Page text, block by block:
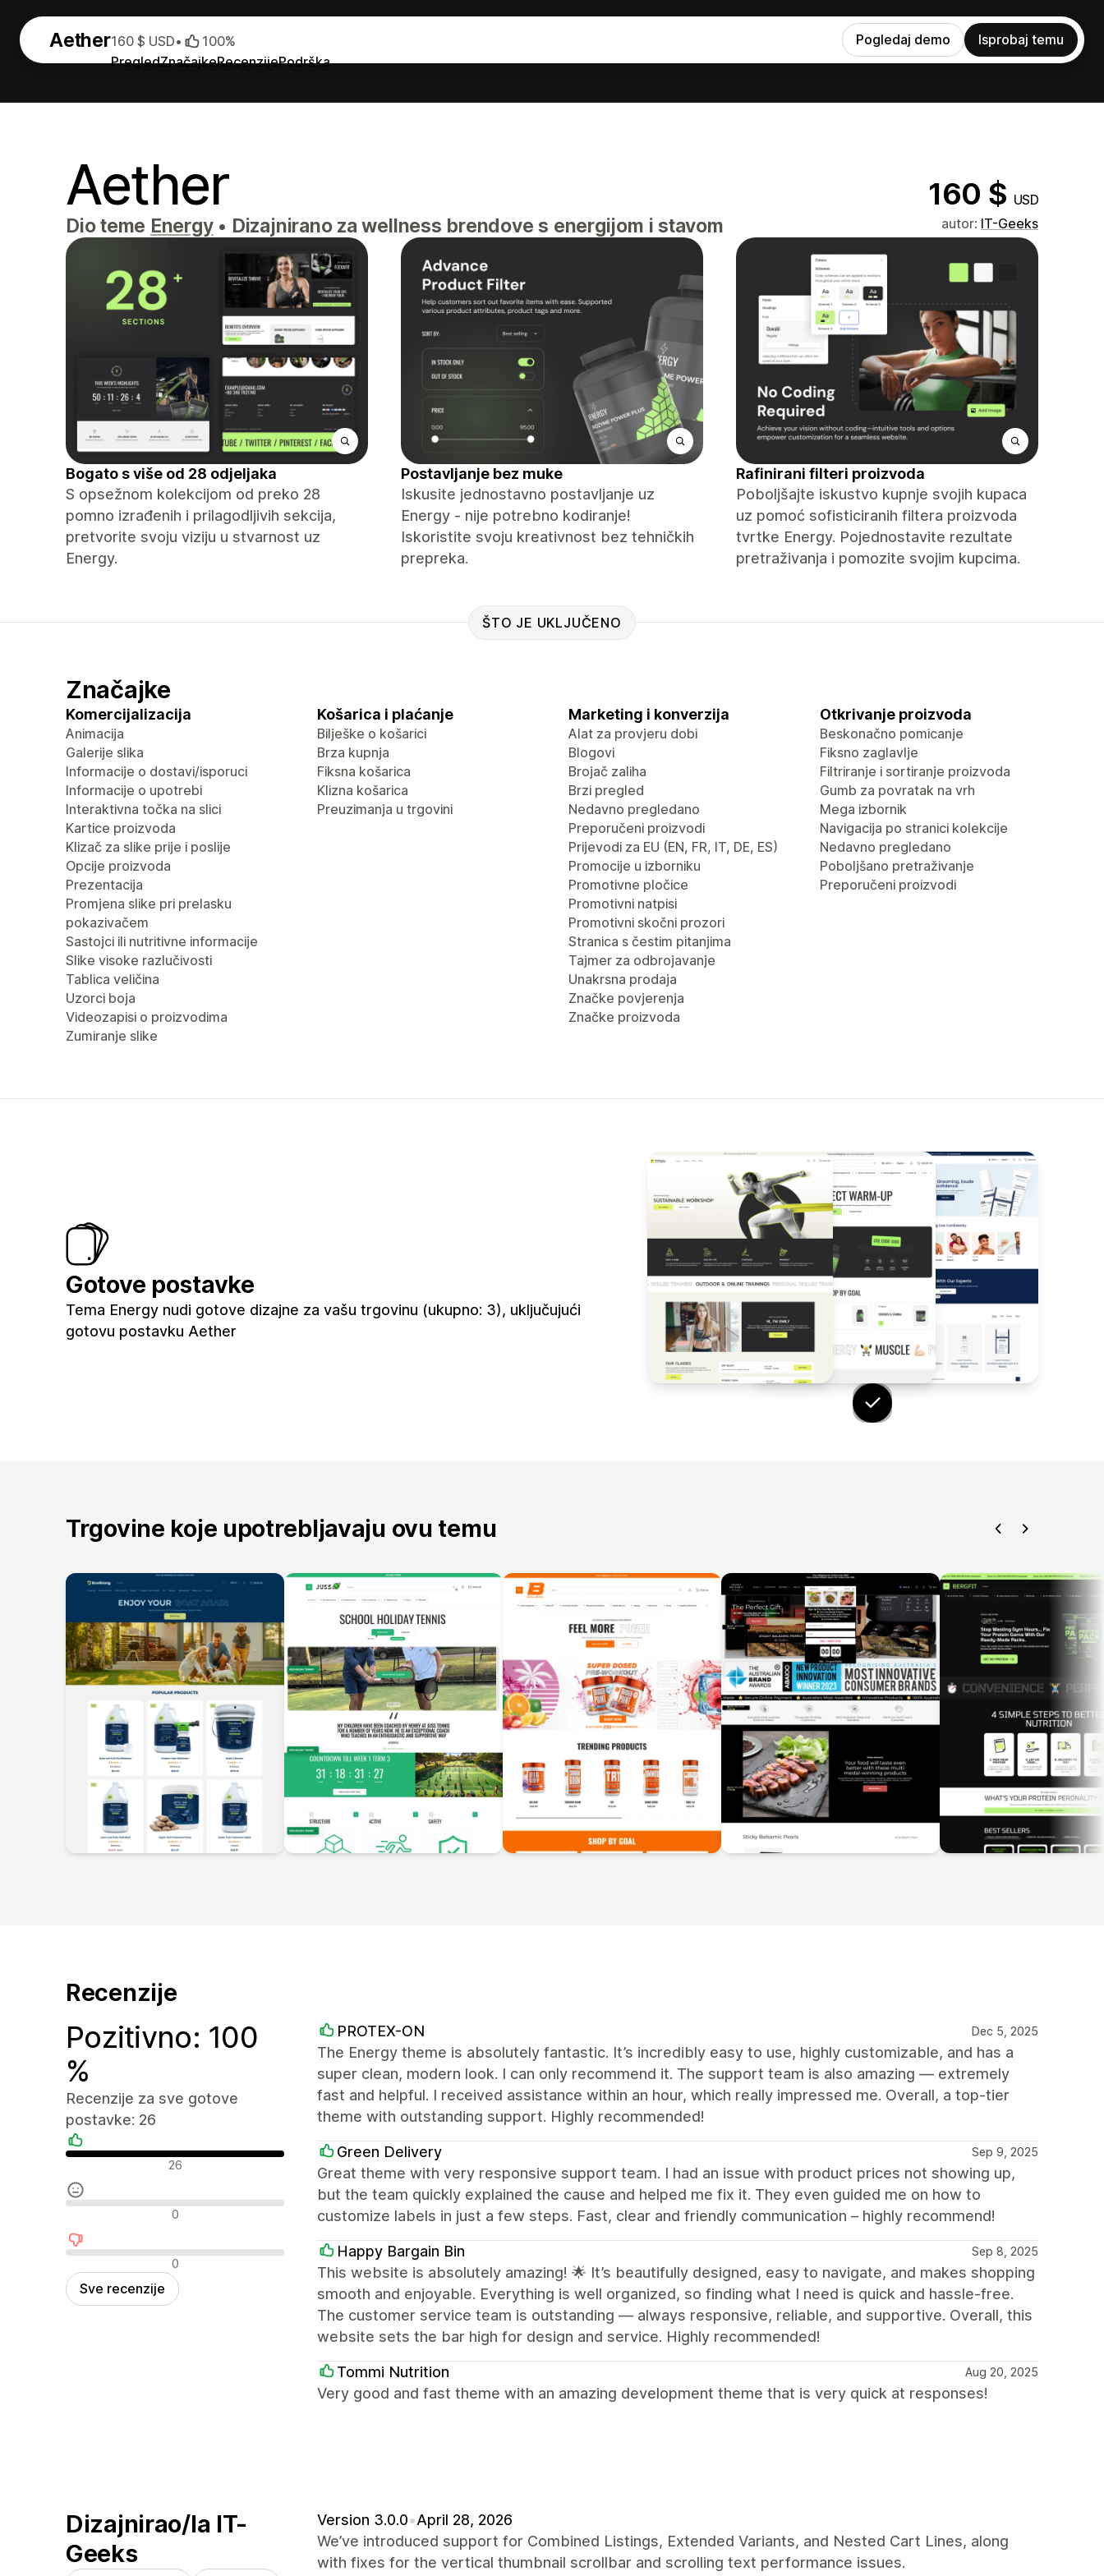
Aether
PregledZnačajkeRecenzijePodrška
160 $ USD• 100% Pogledaj demo Isprobaj temu
Aether 160 $ USD
Dio teme Energy • Dizajnirano za wellness brendove s energijom i stavom autor: IT-Geeks
Bogato s više od 28 odjeljaka
S opsežnom kolekcijom od preko 28
pomno izrađenih i prilagodljivih sekcija,
pretvorite svoju viziju u stvarnost uz
Energy.
Postavljanje bez muke
Iskusite jednostavno postavljanje uz
Energy - nije potrebno kodiranje!
Iskoristite svoju kreativnost bez tehničkih
prepreka.
Rafinirani filteri proizvoda
Poboljšajte iskustvo kupnje svojih kupaca
uz pomoć sofisticiranih filtera proizvoda
tvrtke Energy. Pojednostavite rezultate
pretraživanja i pomozite svojim kupcima.
ŠTO JE UKLJUČENO
Značajke
Komercijalizacija
Animacija
Galerije slika
Informacije o dostavi/isporuci
Informacije o upotrebi
Interaktivna točka na slici
Kartice proizvoda
Klizač za slike prije i poslije
Opcije proizvoda
Prezentacija
Promjena slike pri prelasku
pokazivačem
Sastojci ili nutritivne informacije
Slike visoke razlučivosti
Tablica veličina
Uzorci boja
Videozapisi o proizvodima
Zumiranje slike
Košarica i plaćanje
Bilješke o košarici
Brza kupnja
Fiksna košarica
Klizna košarica
Preuzimanja u trgovini
Marketing i konverzija
Alat za provjeru dobi
Blogovi
Brojač zaliha
Brzi pregled
Nedavno pregledano
Preporučeni proizvodi
Prijevodi za EU (EN, FR, IT, DE, ES)
Promocije u izborniku
Promotivne pločice
Promotivni natpisi
Promotivni skočni prozori
Stranica s čestim pitanjima
Tajmer za odbrojavanje
Unakrsna prodaja
Značke povjerenja
Značke proizvoda
Otkrivanje proizvoda
Beskonačno pomicanje
Fiksno zaglavlje
Filtriranje i sortiranje proizvoda
Gumb za povratak na vrh
Mega izbornik
Navigacija po stranici kolekcije
Nedavno pregledano
Poboljšano pretraživanje
Preporučeni proizvodi
Gotove postavke
Tema Energy nudi gotove dizajne za vašu trgovinu (ukupno: 3), uključujući
gotovu postavku Aether
Trgovine koje upotrebljavaju ovu temu
Recenzije
Pozitivno: 100
%
Recenzije za sve gotove
postavke: 26
Pozitivne recenzije
26
Neutralne recenzije
0
Negativne recenzije
0
Sve recenzije
PROTEX-ON Dec 5, 2025
The Energy theme is absolutely fantastic. It’s incredibly easy to use, highly customizable, and has a
super clean, modern look. I can only recommend it. The support team is also amazing — extremely
fast and helpful. I received assistance within an hour, which really impressed me. Overall, a top-tier
theme with outstanding support. Highly recommended!
Green Delivery Sep 9, 2025
Great theme with very responsive support team. I had an issue with product prices not showing up,
but the team quickly explained the cause and helped me fix it. They even guided me on how to
customize labels in just a few steps. Fast, clear and friendly communication – highly recommend!
Happy Bargain Bin Sep 8, 2025
This website is absolutely amazing! 🌟 It’s beautifully designed, easy to navigate, and makes shopping
smooth and enjoyable. Everything is well organized, so finding what I need is quick and hassle-free.
The customer service team is outstanding — always responsive, reliable, and supportive. Overall, this
website sets the bar high for design and service. Highly recommended!
Tommi Nutrition Aug 20, 2025
Very good and fast theme with an amazing development theme that is very quick at responses!
Dizajnirao/la IT-
Geeks
Version 3.0.0•April 28, 2026
We’ve introduced support for Combined Listings, Extended Variants, and Nested Cart Lines, along
with fixes for the vertical thumbnail scrollbar and scrolling text performance issues.